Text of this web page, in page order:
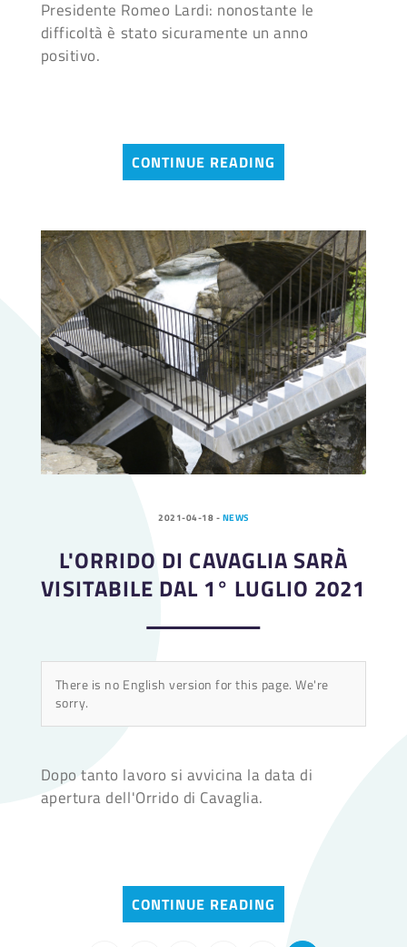
Presidente Romeo Lardi: nonostante le
difficoltà è stato sicuramente un anno
positivo.
CONTINUE READING
2021-04-18 - NEWS
L'ORRIDO DI CAVAGLIA SARÀ
VISITABILE DAL 1° LUGLIO 2021
There is no English version for this page. We're
sorry.
Dopo tanto lavoro si avvicina la data di
apertura dell'Orrido di Cavaglia.
CONTINUE READING